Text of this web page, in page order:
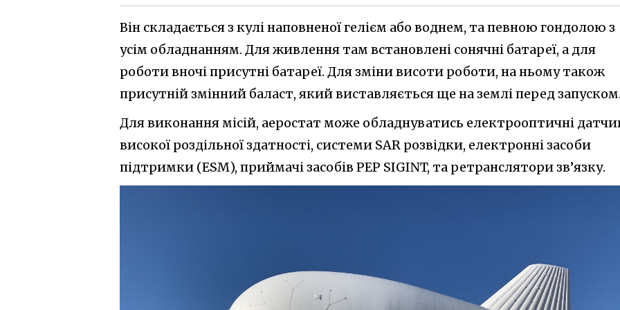
Він складається з кулі наповненої гелієм або воднем, та певною гондолою з
усім обладнанням. Для живлення там встановлені сонячні батареї, а для
роботи вночі присутні батареї. Для зміни висоти роботи, на ньому також
присутній змінний баласт, який виставляється ще на землі перед запуском.
Для виконання місій, аеростат може обладнуватись електрооптичні
високої роздільної здатності, системи SAR розвідки, електронні засоби
підтримки (ESM), приймачі засобів РЕР SIGINT, та ретранслятори зв’язку.